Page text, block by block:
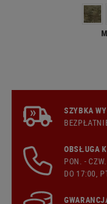
SZYBKA
OBSŁUGA
PON. -
DO 17:00,